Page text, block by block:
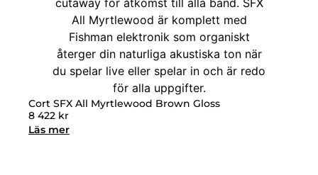
Cort SFX All Myrtlewood Brown Gloss
8 422 kr
Läs mer